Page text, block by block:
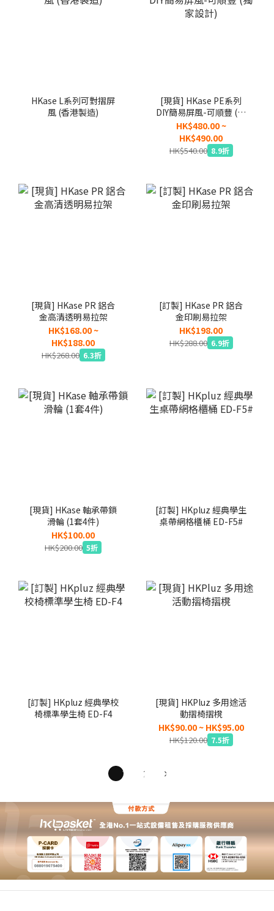
HKase L系列可對摺屏
風 (香港製造)
[現貨] HKase PE系列
DIY簡易屏風-可順豐 (獨
家設計)
HK$480.00 ~
HK$490.00
HK$540.00 8.9折
[現貨] HKase PR 鋁合
金高清透明易拉架
HK$168.00 ~
HK$188.00
HK$268.00 6.3折
[訂製] HKase PR 鋁合
金印刷易拉架
HK$198.00
HK$288.00 6.9折
[現貨] HKase 軸承帶鎖
滑輪 (1套4件)
HK$100.00
HK$200.00 5折
[訂製] HKpluz 經典學生
桌帶網格櫃桶 ED-F5#
[訂製] HKpluz 經典學校
椅標準學生椅 ED-F4
[現貨] HKPluz 多用途活
動摺椅摺櫈
HK$90.00 ~ HK$95.00
HK$120.00 7.5折
1 2